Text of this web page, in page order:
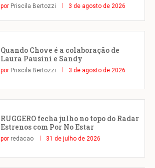
por Priscila Bertozzi 3 de agosto de 2026
Quando Chove é a colaboração de
Laura Pausini e Sandy
por Priscila Bertozzi 3 de agosto de 2026
RUGGERO fecha julho no topo do Radar
Estrenos com Por No Estar
por redacao 31 de julho de 2026